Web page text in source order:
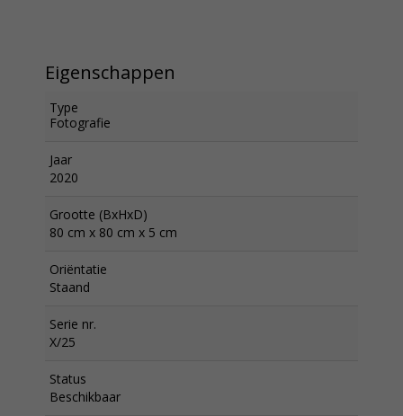
Eigenschappen
Type
Fotografie
Jaar
2020
Grootte (BxHxD)
80 cm x 80 cm x 5 cm
Oriëntatie
Staand
Serie nr.
X/25
Status
Beschikbaar